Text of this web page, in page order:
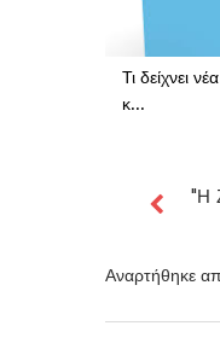
Τι δείχνει
κ...
"Η
Αναρτήθηκε